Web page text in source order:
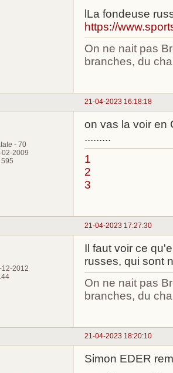
lLa fondeuse
https://
On ne nait pas
branches, du
21-04-2023 16:18:18
- 70
02-2009
on vas la voir en
.........
1
2
3
21-04-2023 17:27:30
12-2012
Il faut voir ce
russes, qui sont
On ne nait pas
branches, du
21-04-2023 18:20:10
Simon EDER